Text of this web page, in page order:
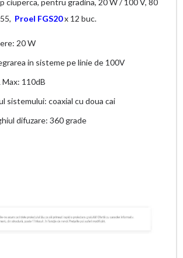
ciuperca, pentru gradina, 20 W / 100 V, 80
Proel FGS20x 12 buc.
20 W
in sisteme pe linie de 100V
Max: 110dB
sistemului: coaxial cu doua cai
difuzare: 360 grade